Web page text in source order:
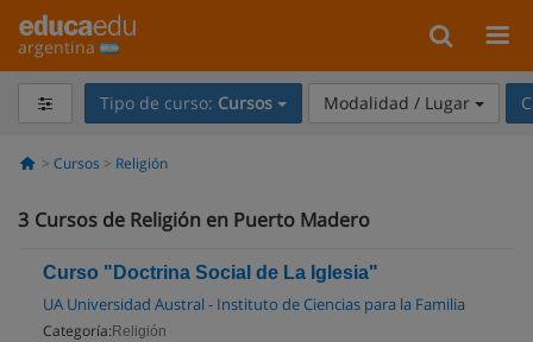
argentina
Tipo de curso: Cursos Modalidad / Lugar
Cursos Religión
3 Cursos de Religión en Puerto Madero
Curso "Doctrina Social de La Iglesia"
UA Universidad Austral - Instituto de Ciencias para la Familia
Categoría: Religión